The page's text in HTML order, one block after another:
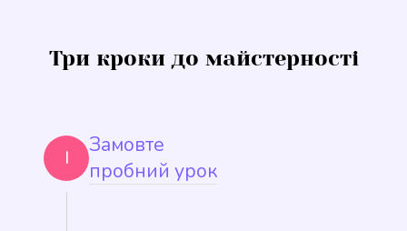
Три кроки до майстерності
I
Замовте
пробний урок